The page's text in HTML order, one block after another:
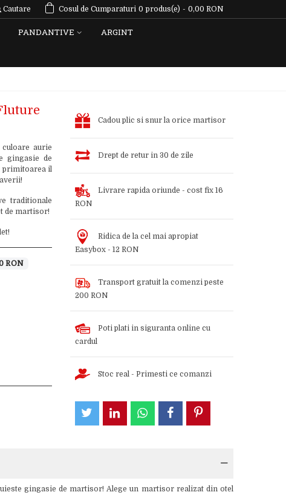
Cautare Cosul de Cumparaturi 0 produs(e) - 0,00 RON
PANDANTIVE
ARGINT
aurie
gingasie de
primitoarea il
traditionale
de martisor!
RON
Cadou plic si snur la orice martisor
Drept de retur in 30 de zile
Livrare rapida oriunde - cost fix 16
RON
Ridica de la cel mai apropiat
Easybox - 12 RON
Transport gratuit la comenzi peste
200 RON
Poti plati in siguranta online cu
cardul
Stoc real - Primesti ce comanzi
gingasie de martisor! Alege un martisor realizat din otel